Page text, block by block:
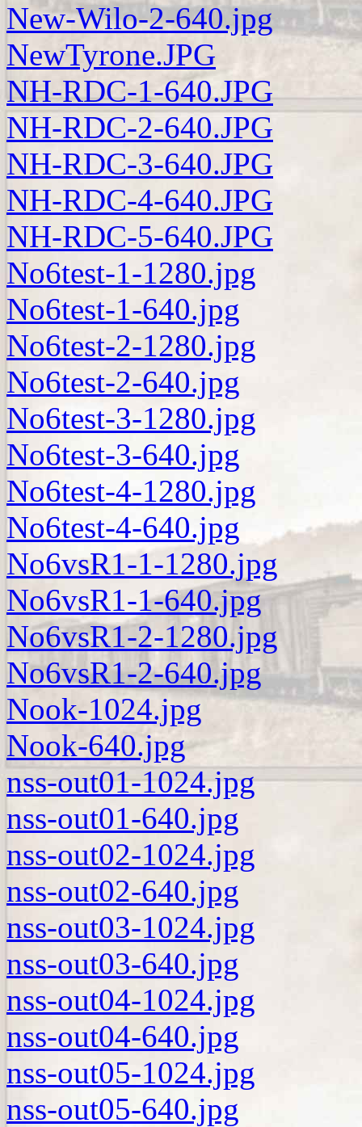
New-Wilo-2-640.jpg
NewTyrone.JPG
NH-RDC-1-640.JPG
NH-RDC-2-640.JPG
NH-RDC-3-640.JPG
NH-RDC-4-640.JPG
NH-RDC-5-640.JPG
No6test-1-1280.jpg
No6test-1-640.jpg
No6test-2-1280.jpg
No6test-2-640.jpg
No6test-3-1280.jpg
No6test-3-640.jpg
No6test-4-1280.jpg
No6test-4-640.jpg
No6vsR1-1-1280.jpg
No6vsR1-1-640.jpg
No6vsR1-2-1280.jpg
No6vsR1-2-640.jpg
Nook-1024.jpg
Nook-640.jpg
nss-out01-1024.jpg
nss-out01-640.jpg
nss-out02-1024.jpg
nss-out02-640.jpg
nss-out03-1024.jpg
nss-out03-640.jpg
nss-out04-1024.jpg
nss-out04-640.jpg
nss-out05-1024.jpg
nss-out05-640.jpg